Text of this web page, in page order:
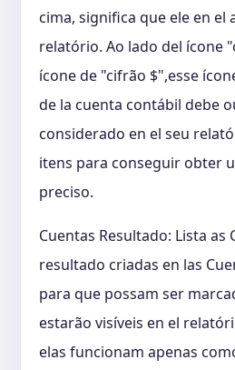
cima, significa que ele en el
relatório. Ao lado del ícone
ícone de "cifrão $",esse
de la cuenta contábil debe
considerado en el seu
itens para conseguir obter
preciso.
Cuentas Resultado: Lista as
resultado criadas en las
para que possam ser
estarão visíveis en el
elas funcionam apenas